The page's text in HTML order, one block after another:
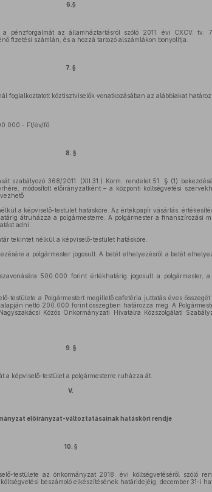
6.§
pénzforgalmát az államháztartásról szóló 2011. évi CXCV. tv.
fizetési számlán, és a hozzá tartozó alszámlákon bonyolítja.
7. §
foglalkoztatott köztisztviselők vonatkozásában az alábbiakat
Ft/év/fő.
8. §
szabályozó 368/2011. (XII.31.) Korm. rendelet 51. § (1)
módosított előirányzatként – a központi költségvetési
a képviselő-testület hatásköre. Az értékpapír vásárlás,
átruházza a polgármesterre. A polgármester a finanszírozási
adni.
tekintet nélkül a képviselő-testület hatásköre.
a polgármester jogosult. A betét elhelyezésről a betét
500.000 forint értékhatárig jogosult a polgármester, a
testülete a Polgármestert megillető cafetéria juttatás éves
nettó 200.000 forint összegben határozza meg. A
Közös Önkormányzati Hivatalra Közszolgálati
9. §
a képviselő-testület a polgármesterre ruházza át.
V.
előirányzat-változtatásainak hatásköri rendje
10. §
testülete az önkormányzat 2018. évi költségvetéséről szóló
beszámoló elkészítésének határidejéig, december 31-i